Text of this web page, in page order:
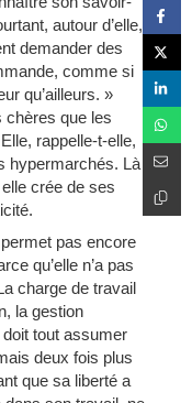
autour d’elle,
demander des
comme si
qu’ailleurs. »
chères que les
rappelle-t-elle,
hypermarchés. Là
crée de ses
pas encore
qu’elle n’a pas
charge de travail
la gestion
tout assumer
deux fois plus
que sa liberté a